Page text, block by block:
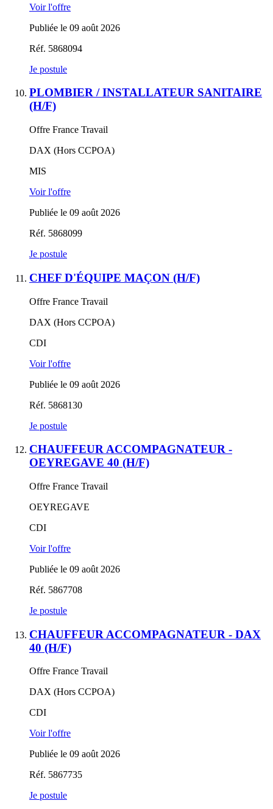
Voir l'offre
Publiée le 09 août 2026
Réf. 5868094
Je postule
PLOMBIER / INSTALLATEUR SANITAIRE
(H/F)
Offre France Travail
DAX (Hors CCPOA)
MIS
Voir l'offre
Publiée le 09 août 2026
Réf. 5868099
Je postule
CHEF D'ÉQUIPE MAÇON (H/F)
Offre France Travail
DAX (Hors CCPOA)
CDI
Voir l'offre
Publiée le 09 août 2026
Réf. 5868130
Je postule
CHAUFFEUR ACCOMPAGNATEUR -
OEYREGAVE 40 (H/F)
Offre France Travail
OEYREGAVE
CDI
Voir l'offre
Publiée le 09 août 2026
Réf. 5867708
Je postule
CHAUFFEUR ACCOMPAGNATEUR - DAX
40 (H/F)
Offre France Travail
DAX (Hors CCPOA)
CDI
Voir l'offre
Publiée le 09 août 2026
Réf. 5867735
Je postule